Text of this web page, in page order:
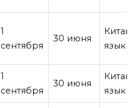
1
сентября
30 июня
язык
1
сентября
30 июня
язык